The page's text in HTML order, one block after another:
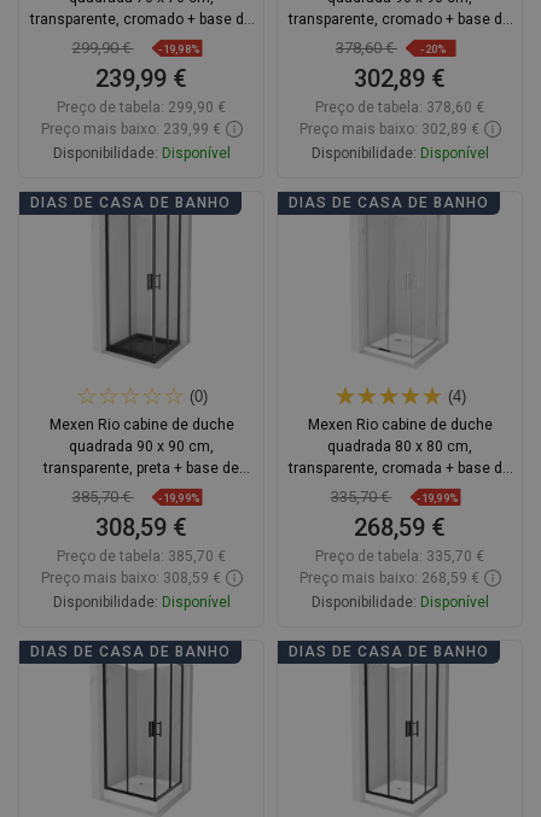
transparente, cromado + base de
duche, branco - 860-070-070-01-
299,90 € -19,98%
239,99 €
Preço de tabela: 299,90 €
Preço mais baixo: 239,99 €
Disponibilidade: Disponível
Adicionar
transparente, cromado + base de
duche, branco - 860-090-090-01-
378,60 € -20%
302,89 €
Preço de tabela: 378,60 €
Preço mais baixo: 302,89 €
Disponibilidade: Disponível
Adicionar
DIAS DE CASA DE BANHO
(0)
Mexen Rio cabine de duche
quadrada 90 x 90 cm,
transparente, preta + base de
duche Flat, preta - 860-090-090-70-
385,70 € -19,99%
308,59 €
Preço de tabela: 385,70 €
Preço mais baixo: 308,59 €
Disponibilidade: Disponível
Adicionar
DIAS DE CASA DE BANHO
(4)
Mexen Rio cabine de duche
quadrada 80 x 80 cm,
transparente, cromada + base de
duche Flat, branca - 860-080-080-
335,70 € -19,99%
268,59 €
Preço de tabela: 335,70 €
Preço mais baixo: 268,59 €
Disponibilidade: Disponível
Adicionar
DIAS DE CASA DE BANHO DIAS DE CASA DE BANHO